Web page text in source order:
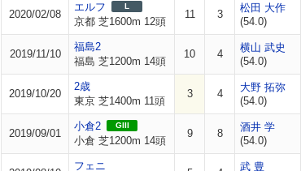
2020/02/08
エルフ L
京都 芝1600m 12頭
11 3
松田 大作
(54.0)
2019/11/10
福島2
福島 芝1200m 14頭
10 4
横山 武史
(54.0)
2019/10/20
2歳
東京 芝1400m 11頭
3 4
大野 拓弥
(54.0)
2019/09/01
小倉2 GIII
小倉 芝1200m 14頭
9 8
酒井 学
(54.0)
フェニ
武 豊